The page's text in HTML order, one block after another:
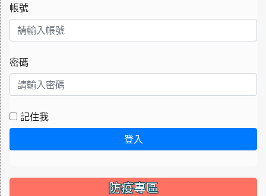
帳號
密碼
記住我
登入
防疫專區